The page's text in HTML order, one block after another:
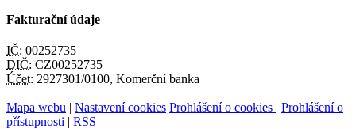
Fakturační údaje
IČ: 00252735
DIČ: CZ00252735
Účet: 2927301/0100, Komerční banka
Mapa webu | Nastavení cookies Prohlášení o cookies | Prohlášení o
přístupnosti | RSS